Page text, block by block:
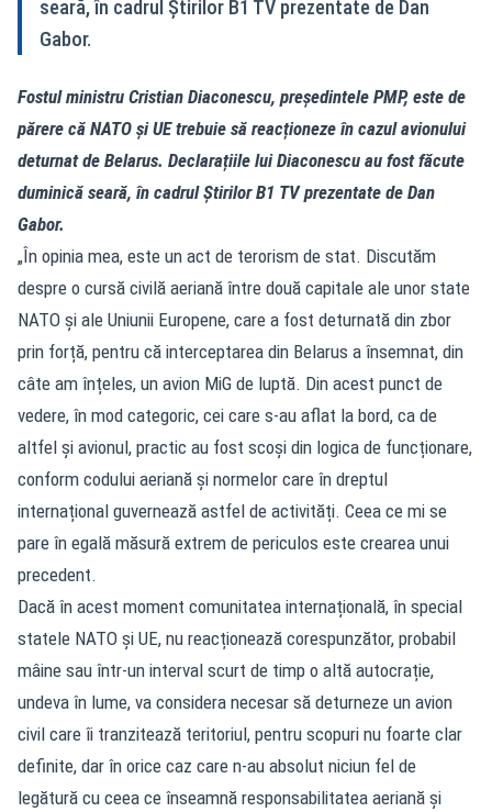
seară, în cadrul Știrilor B1 TV prezentate de Dan
Gabor.
Fostul ministru Cristian Diaconescu, președintele PMP, este de
părere că NATO și UE trebuie să reacționeze în cazul avionului
deturnat de Belarus. Declarațiile lui Diaconescu au fost făcute
duminică seară, în cadrul Știrilor B1 TV prezentate de Dan
Gabor.
„În opinia mea, este un act de terorism de stat. Discutăm
despre o cursă civilă aeriană între două capitale ale unor state
NATO și ale Uniunii Europene, care a fost deturnată din zbor
prin forță, pentru că interceptarea din Belarus a însemnat, din
câte am înțeles, un avion MiG de luptă. Din acest punct de
vedere, în mod categoric, cei care s-au aflat la bord, ca de
altfel și avionul, practic au fost scoși din logica de funcționare,
conform codului aeriană și normelor care în dreptul
internațional guvernează astfel de activități. Ceea ce mi se
pare în egală măsură extrem de periculos este crearea unui
precedent.
Dacă în acest moment comunitatea internațională, în special
statele NATO și UE, nu reacționează corespunzător, probabil
mâine sau într-un interval scurt de timp o altă autocrație,
undeva în lume, va considera necesar să deturneze un avion
civil care îi tranzitează teritoriul, pentru scopuri nu foarte clar
definite, dar în orice caz care n-au absolut niciun fel de
legătură cu ceea ce înseamnă responsabilitatea aeriană și